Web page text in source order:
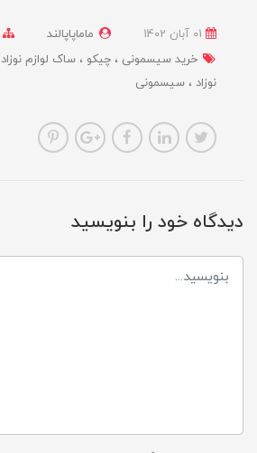
ماماپاپالند
خرید سیسمونی
چیکو ساک لوازم نوزاد
نوزاد
سیسمونی
دیدگاه خود را بنویسید